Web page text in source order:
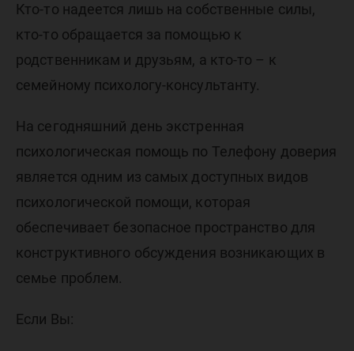
Кто-то надеется лишь на собственные силы,
кто-то обращается за помощью к
родственникам и друзьям, а кто-то – к
семейному психологу-консультанту.
На сегодняшний день экстренная
психологическая помощь по Телефону доверия
является одним из самых доступных видов
психологической помощи, которая
обеспечивает безопасное пространство для
конструктивного обсуждения возникающих в
семье проблем.
Если Вы: